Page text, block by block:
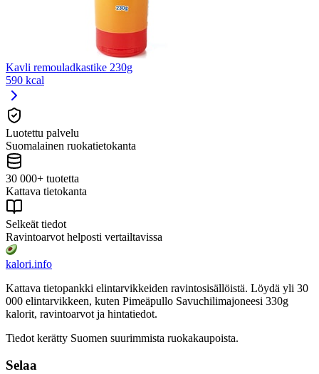
Kavli remouladkastike 230g
590 kcal
Luotettu palvelu
Suomalainen ruokatietokanta
30 000+ tuotetta
Kattava tietokanta
Selkeät tiedot
Ravintoarvot helposti vertailtavissa
kalori.info
Kattava tietopankki elintarvikkeiden ravintosisällöistä. Löydä yli 30
000 elintarvikkeen, kuten Pimeäpullo Savuchilimajoneesi 330g
kalorit, ravintoarvot ja hintatiedot.
Tiedot kerätty Suomen suurimmista ruokakaupoista.
Selaa